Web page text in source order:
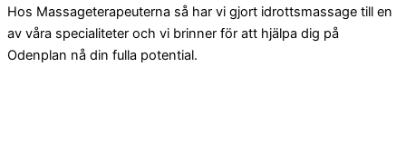
Hos Massageterapeuterna så har vi gjort idrottsmassage till en
av våra specialiteter och vi brinner för att hjälpa dig på
Odenplan nå din fulla potential.